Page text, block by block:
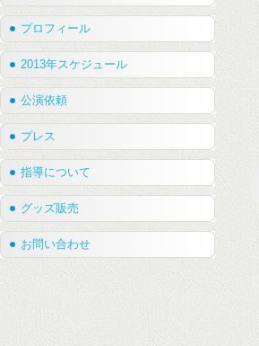
プロフィール
2013年スケジュール
公演依頼
プレス
指導について
グッズ販売
お問い合わせ